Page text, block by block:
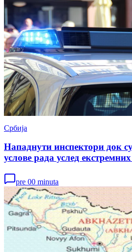
Србија
Нападнути инспектори док
услове рада услед
pre 00 minuta